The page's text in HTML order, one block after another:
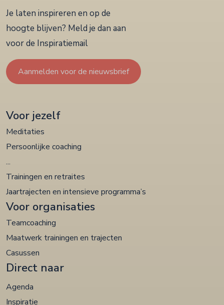
Je laten inspireren en op de
hoogte blijven? Meld je dan aan
voor de Inspiratiemail
Aanmelden voor de nieuwsbrief
Voor jezelf
Meditaties
Persoonlijke coaching
...
Trainingen en retraites
Jaartrajecten en intensieve programma’s
Voor organisaties
Teamcoaching
Maatwerk trainingen en trajecten
Casussen
Direct naar
Agenda
Inspiratie